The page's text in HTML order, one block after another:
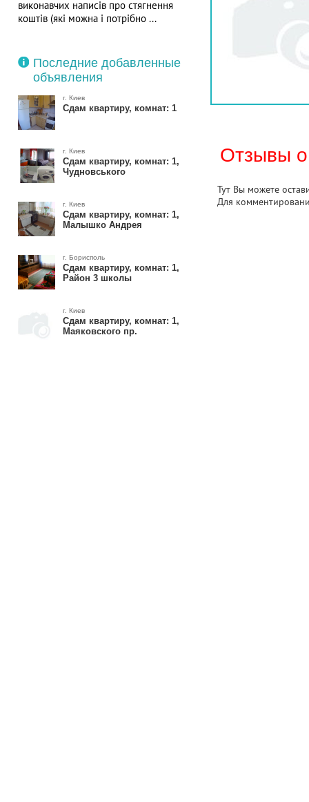
виконавчих написів про стягнення
коштів (які можна і потрібно ...
Последние добавленные
объявления
г. Киев
Сдам квартиру, комнат: 1
г. Киев
Сдам квартиру, комнат: 1,
Чудновського
г. Киев
Сдам квартиру, комнат: 1,
Малышко Андрея
г. Борисполь
Сдам квартиру, комнат: 1,
Район 3 школы
г. Киев
Сдам квартиру, комнат: 1,
Маяковского пр.
Отзывы о
Тут Вы можете
Для